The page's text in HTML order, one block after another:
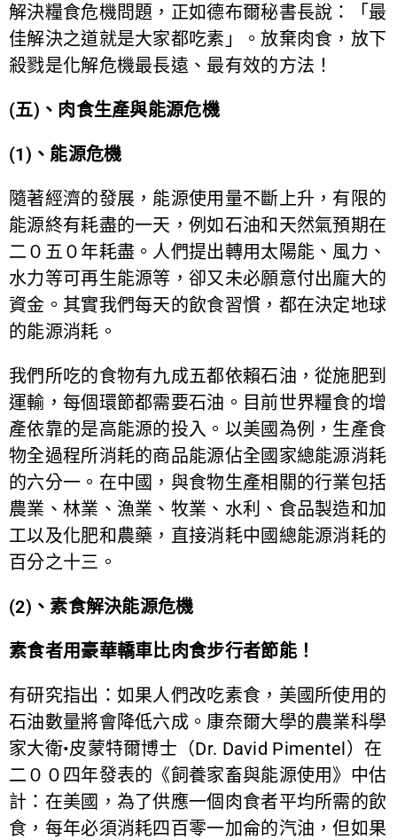
解決糧食危機問題，正如德布爾秘書長說：「最
佳解決之道就是大家都吃素」。放棄肉食，放下
殺戮是化解危機最長遠、最有效的方法！
(五)、肉食生產與能源危機
(1)、能源危機
隨著經濟的發展，能源使用量不斷上升，有限的
能源終有耗盡的一天，例如石油和天然氣預期在
二０五０年耗盡。人們提出轉用太陽能、風力、
水力等可再生能源等，卻又未必願意付出龐大的
資金。其實我們每天的飲食習慣，都在決定地球
的能源消耗。
我們所吃的食物有九成五都依賴石油，從施肥到
運輸，每個環節都需要石油。目前世界糧食的增
產依靠的是高能源的投入。以美國為例，生產食
物全過程所消耗的商品能源佔全國家總能源消耗
的六分一。在中國，與食物生產相關的行業包括
農業、林業、漁業、牧業、水利、食品製造和加
工以及化肥和農藥，直接消耗中國總能源消耗的
百分之十三。
(2) 、素食解決能源危機
素食者用豪華轎車比肉食步行者節能！
有研究指出：如果人們改吃素食，美國所使用的
石油數量將會降低六成。康奈爾大學的農業科學
家大衛•皮蒙特爾博士（Dr. David Pimentel）在
二００四年發表的《飼養家畜與能源使用》中估
計：在美國，為了供應一個肉食者平均所需的飲
食，每年必須消耗四百零一加侖的汽油，但如果